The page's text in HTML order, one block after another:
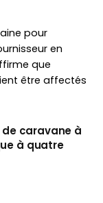
pour
en
que
être affectés
de caravane à
à quatre